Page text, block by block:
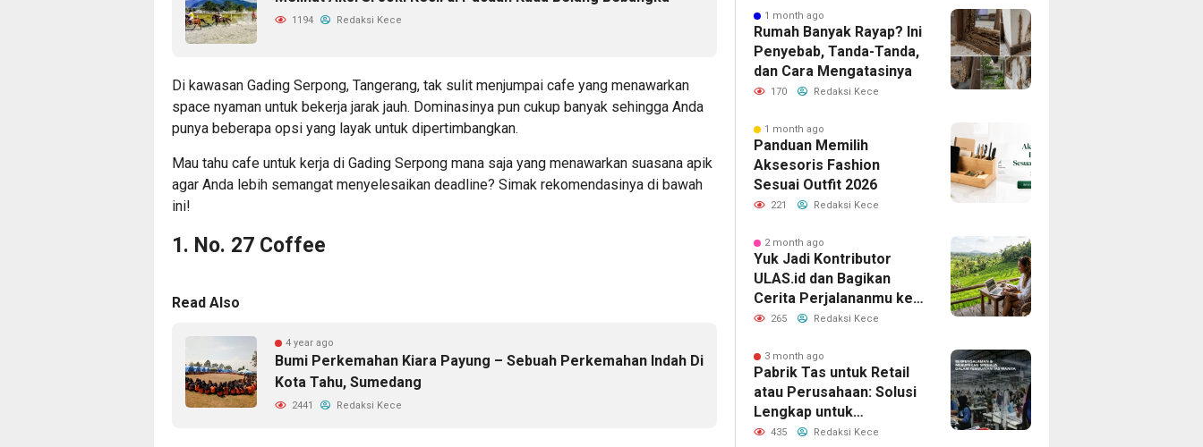
1194 Redaksi Kece
Di kawasan Gading Serpong, Tangerang, tak sulit menjumpai cafe yang menawarkan
space nyaman untuk bekerja jarak jauh. Dominasinya pun cukup banyak sehingga Anda
punya beberapa opsi yang layak untuk dipertimbangkan.
Mau tahu cafe untuk kerja di Gading Serpong mana saja yang menawarkan suasana apik
agar Anda lebih semangat menyelesaikan deadline? Simak rekomendasinya di bawah
ini!
1. No. 27 Coffee
Read Also
4 year ago
Bumi Perkemahan Kiara Payung – Sebuah Perkemahan Indah Di
Kota Tahu, Sumedang
2441 Redaksi Kece
1 month ago
Rumah Banyak Rayap? Ini
Penyebab, Tanda-Tanda,
dan Cara Mengatasinya
170 Redaksi Kece
1 month ago
Panduan Memilih
Aksesoris Fashion
Sesuai Outfit 2026
221 Redaksi Kece
2 month ago
Yuk Jadi Kontributor
ULAS.id dan Bagikan
Cerita Perjalananmu ke
Lebih Banyak Pembaca
265 Redaksi Kece
3 month ago
Pabrik Tas untuk Retail
atau Perusahaan: Solusi
Lengkap untuk
Kebutuhan Bisnis Anda
435 Redaksi Kece